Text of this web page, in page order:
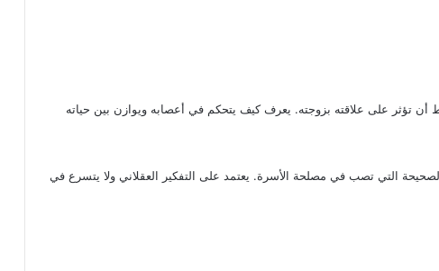
أن تؤثر على علاقته بزوجته. يعرف كيف يتحكم في أعصابه ويوازن بين حياته
التي تصب في مصلحة الأسرة. يعتمد على التفكير العقلاني ولا يتسرع في